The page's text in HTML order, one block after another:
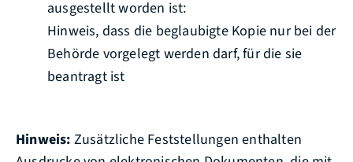
ausgestellt worden ist:
Hinweis, dass die beglaubigte Kopie nur bei der
Behörde vorgelegt werden darf, für die sie
beantragt ist
Hinweis: Zusätzliche Feststellungen enthalten